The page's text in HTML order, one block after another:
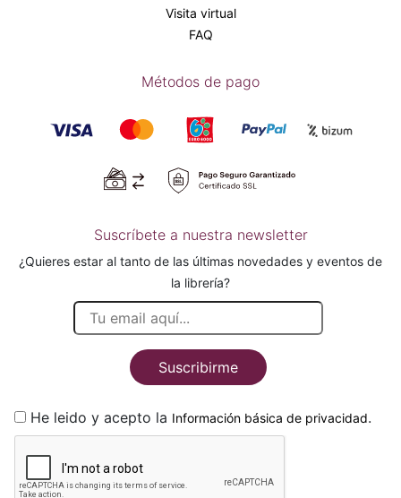
Visita virtual
FAQ
Métodos de pago
Suscríbete a nuestra newsletter
¿Quieres estar al tanto de las últimas novedades y eventos de
la librería?
Suscribirme
He leido y acepto la Información básica de privacidad.